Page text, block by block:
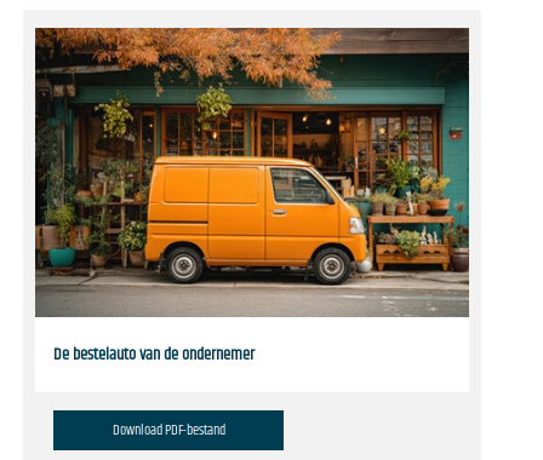
De bestelauto van de ondernemer
Download PDF-bestand